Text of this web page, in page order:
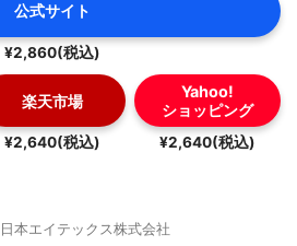
公式サイト
¥2,860(税込)
楽天市場
¥2,640(税込)
Yahoo!
ショッピング
¥2,640(税込)
日本エイテックス株式会社